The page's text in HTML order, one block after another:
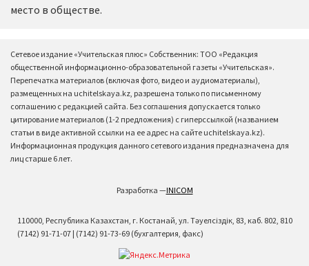
место в обществе.
Сетевое издание «Учительская плюс» Собственник: ТОО «Редакция
общественной информационно-образовательной газеты «Учительская».
Перепечатка материалов (включая фото, видео и аудиоматериалы),
размещенных на uchitelskaya.kz, разрешена только по письменному
соглашению с редакцией сайта. Без соглашения допускается только
цитирование материалов (1-2 предложения) с гиперссылкой (названием
статьи в виде активной ссылки на ее адрес на сайте uchitelskaya.kz).
Информационная продукция данного сетевого издания предназначена для
лиц старше 6 лет.
Разработка —INICOM
110000, Республика Казахстан, г. Костанай, ул. Тәуелсіздік, 83, каб. 802, 810
(7142) 91-71-07 | (7142) 91-73-69 (бухгалтерия, факс)